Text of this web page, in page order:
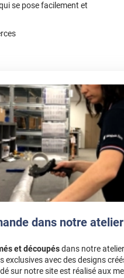
se pose facilement et
dans notre
et découpésdans notre
exclusives avec des designs
sur notre site est réalisé aux